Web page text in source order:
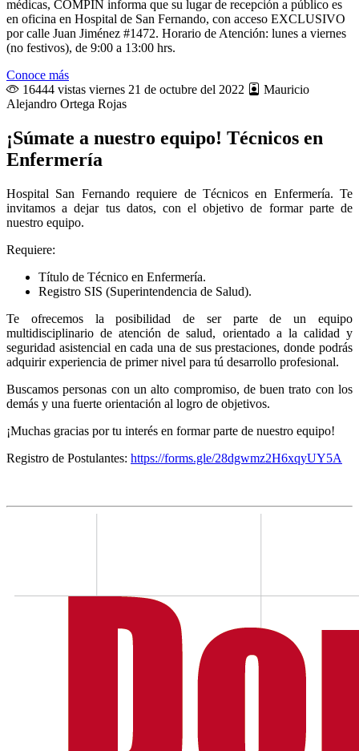
médicas, COMPIN informa que su lugar de recepción a público es
en oficina en Hospital de San Fernando, con acceso EXCLUSIVO
por calle Juan Jiménez #1472. Horario de Atención: lunes a viernes
(no festivos), de 9:00 a 13:00 hrs.
Conoce más
16444 vistas viernes 21 de octubre del 2022
Mauricio
Alejandro Ortega Rojas
¡Súmate a nuestro equipo! Técnicos en
Enfermería
Hospital San Fernando requiere de Técnicos en Enfermería. Te
invitamos a dejar tus datos, con el objetivo de formar parte de
nuestro equipo.
Requiere:
Título de Técnico en Enfermería.
Registro SIS (Superintendencia de Salud).
Te ofrecemos la posibilidad de ser parte de un equipo
multidisciplinario de atención de salud, orientado a la calidad y
seguridad asistencial en cada una de sus prestaciones, donde podrás
adquirir experiencia de primer nivel para tú desarrollo profesional.
Buscamos personas con un alto compromiso, de buen trato con los
demás y una fuerte orientación al logro de objetivos.
¡Muchas gracias por tu interés en formar parte de nuestro equipo!
Registro de Postulantes: https://forms.gle/28dgwmz2H6xqyUY5A